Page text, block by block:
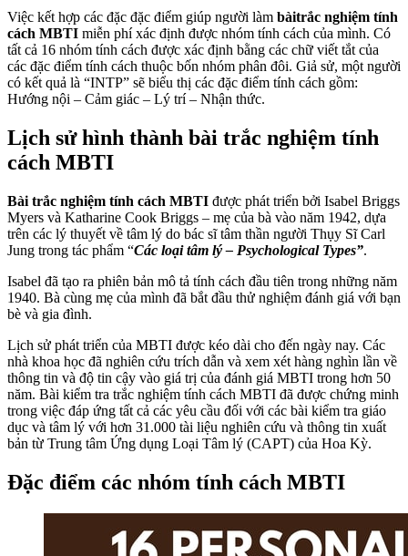
Việc kết hợp các đặc đặc điểm giúp người làm bàitrắc nghiệm tính
cách MBTI miễn phí xác định được nhóm tính cách của mình. Có
tất cả 16 nhóm tính cách được xác định bằng các chữ viết tắt của
các đặc điểm tính cách thuộc bốn nhóm phân đôi. Giả sử, một người
có kết quả là “INTP” sẽ biểu thị các đặc điểm tính cách gồm:
Hướng nội – Cảm giác – Lý trí – Nhận thức.
Lịch sử hình thành bài trắc nghiệm tính
cách MBTI
Bài trắc nghiệm tính cách MBTI được phát triển bởi Isabel Briggs
Myers và Katharine Cook Briggs – mẹ của bà vào năm 1942, dựa
trên các lý thuyết về tâm lý do bác sĩ tâm thần người Thụy Sĩ Carl
Jung trong ​​tác phẩm “Các loại tâm lý – Psychological Types”.
Isabel đã tạo ra phiên bản mô tả tính cách đầu tiên trong những năm
1940. Bà cùng mẹ của mình đã bắt đầu thử nghiệm đánh giá với bạn
bè và gia đình.
Lịch sử phát triển của MBTI được kéo dài cho đến ngày nay. Các
nhà khoa học đã nghiên cứu trích dẫn và xem xét hàng nghìn lần về
thông tin và độ tin cậy vào giá trị của đánh giá MBTI trong hơn 50
năm. Bài kiểm tra trắc nghiệm tính cách MBTI đã được chứng minh
trong việc đáp ứng tất cả các yêu cầu đối với các bài kiểm tra giáo
dục và tâm lý với hơn 31.000 tài liệu nghiên cứu và thông tin xuất
bản từ Trung tâm Ứng dụng Loại Tâm lý (CAPT) của Hoa Kỳ.
Đặc điểm các nhóm tính cách MBTI